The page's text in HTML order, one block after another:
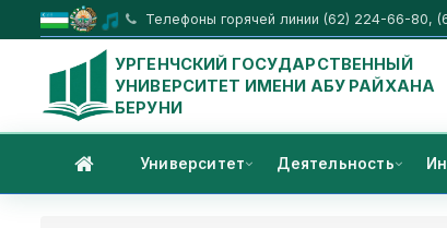
Телефоны горячей линии (62) 224-66-80,
УРГЕНЧСКИЙ ГОСУДАРСТВЕННЫЙ
УНИВЕРСИТЕТ ИМЕНИ АБУ РАЙХАНА
БЕРУНИ
Университет Деятельность